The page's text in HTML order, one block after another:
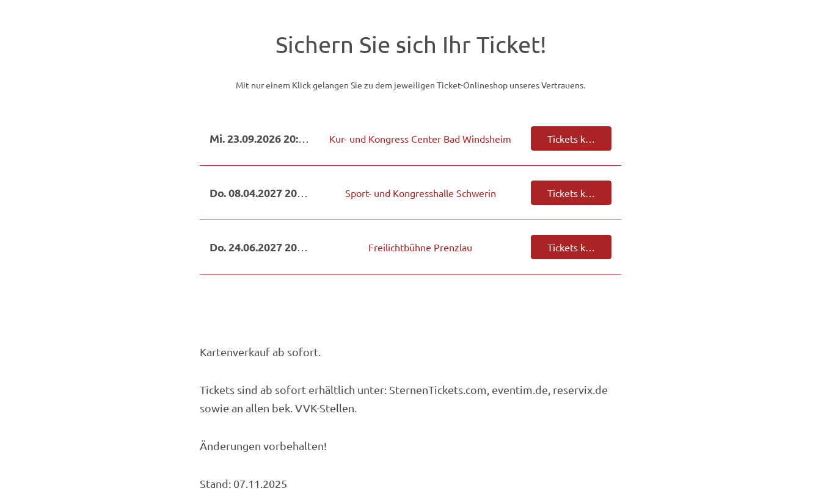
Sichern Sie sich Ihr Ticket!
Mit nur einem Klick gelangen Sie zu dem jeweiligen Ticket-Onlineshop unseres Vertrauens.
Kur- und Kongress Center Bad Windsheim Tickets kaufen
Sport- und Kongresshalle Schwerin Tickets kaufen
Freilichtbühne Prenzlau Tickets kaufen
Kartenverkauf ab sofort.
Tickets sind ab sofort erhältlich unter: SternenTickets.com, eventim.de, reservix.de
sowie an allen bek. VVK-Stellen.
Änderungen vorbehalten!
Stand: 07.11.2025